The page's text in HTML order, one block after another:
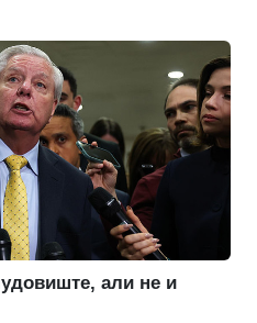
али не и